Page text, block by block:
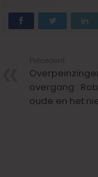
overgang :
oude en het